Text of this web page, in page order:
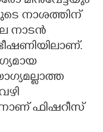
നാശത്തിന്
നാടൻ
ഫിഷറീസ്